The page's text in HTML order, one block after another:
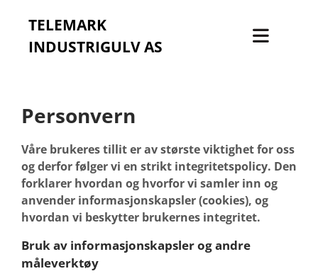
TELEMARK
INDUSTRIGULV AS
Personvern
Våre brukeres tillit er av største viktighet for oss
og derfor følger vi en strikt integritetspolicy. Den
forklarer hvordan og hvorfor vi samler inn og
anvender informasjonskapsler (cookies), og
hvordan vi beskytter brukernes integritet.
Bruk av informasjonskapsler og andre
måleverktøy